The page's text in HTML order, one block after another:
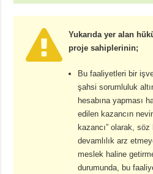
Yukarıda yer alan
proje sahiplerinin;
Bu faaliyetleri bir
şahsi sorumluluk
hesabına yapması
edilen kazancın
kazancı” olarak,
devamlılık arz
meslek haline
durumunda, bu